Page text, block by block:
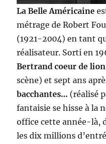
La Belle Américaine
métrage de Robert
(1921-2004) en tant
réalisateur. Sorti en
Bertrand coeur de lion
scène) et sept ans
bacchantes… (réalisé
fantaisie se hisse à la
office cette année-là,
les dix millions